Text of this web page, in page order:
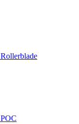
Rollerblade
POC